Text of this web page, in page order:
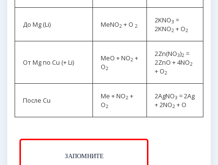
До Mg (Li) MeNO2 + O 2
2KNO3 =
2KNO2 + O2
От Mg по Cu (+ Li) MeO + NO2 +
O2
2Zn(NO3)2 =
2ZnO + 4NO2
+ O2
После Cu Me + NO2 +
O2
2AgNO3 = 2Ag
+ 2NO2 + O
ЗАПОМНИТЕ